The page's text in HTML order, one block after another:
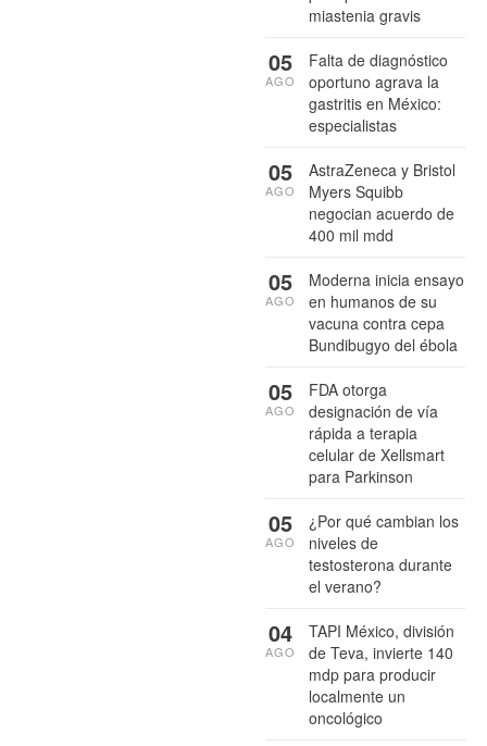
miastenia gravis
Falta de diagnóstico
oportuno agrava la
gastritis en México:
especialistas
05
AGO
AstraZeneca y Bristol
Myers Squibb
negocian acuerdo de
400 mil mdd
05
AGO
Moderna inicia ensayo
en humanos de su
vacuna contra cepa
Bundibugyo del ébola
05
AGO
FDA otorga
designación de vía
rápida a terapia
celular de Xellsmart
para Parkinson
05
AGO
¿Por qué cambian los
niveles de
testosterona durante
el verano?
05
AGO
TAPI México, división
de Teva, invierte 140
mdp para producir
localmente un
oncológico
04
AGO